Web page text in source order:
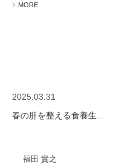
MORE
2025.03.31
春の肝を整える食養生...
福田 貴之